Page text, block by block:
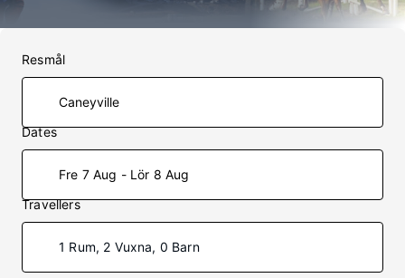
Resmål
Dates
Fre 7 Aug - Lör 8 Aug
Travellers
1 Rum, 2 Vuxna, 0 Barn